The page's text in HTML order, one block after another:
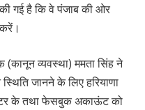
गई है कि वे पंजाब की ओर
(कानून व्यवस्था) ममता सिंह ने
जानने के लिए हरियाणा
के तथा फेसबुक अकाऊंट को